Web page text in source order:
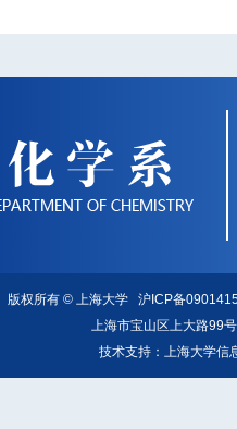
版权所有 ©上海大学 沪ICP备
上海市宝山区上大路
技术支持：
上海大学